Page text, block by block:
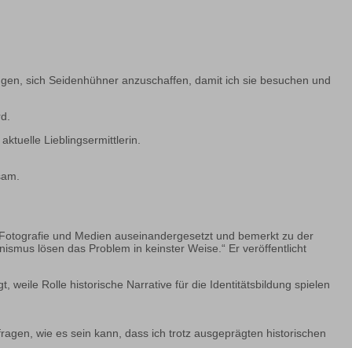
sich Seidenhühner anzuschaffen, damit ich sie besuchen und
Lieblingsermittlerin.
und Medien auseinandergesetzt und bemerkt zu der
lösen das Problem in keinster Weise.“ Er veröffentlicht
weile Rolle historische Narrative für die Identitätsbildung spielen
wie es sein kann, dass ich trotz ausgeprägten historischen